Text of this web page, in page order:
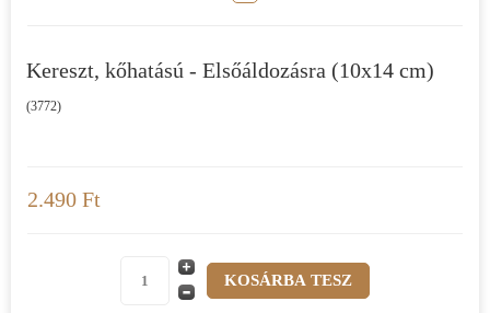
Kereszt, kőhatású - Elsőáldozásra (10x14 cm)
(3772)
2.490 Ft